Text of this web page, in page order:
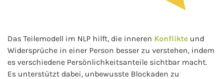
Das Teilemodell im NLP hilft, die inneren Konflikte und
Widersprüche in einer Person besser zu verstehen, indem
es verschiedene Persönlichkeitsanteile sichtbar macht.
Es unterstützt dabei, unbewusste Blockaden zu